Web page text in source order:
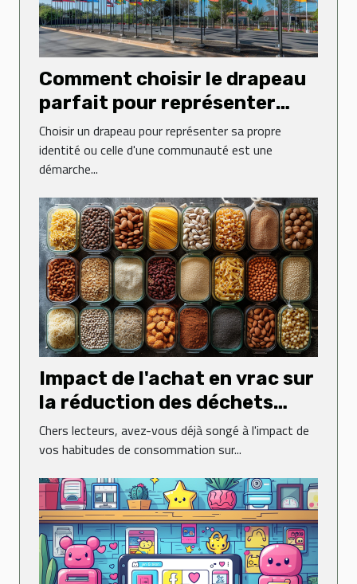
Comment choisir le drapeau
parfait pour représenter
votre identité
Choisir un drapeau pour représenter sa propre
identité ou celle d'une communauté est une
démarche...
Impact de l'achat en vrac sur
la réduction des déchets
ménagers
Chers lecteurs, avez-vous déjà songé à l'impact de
vos habitudes de consommation sur...